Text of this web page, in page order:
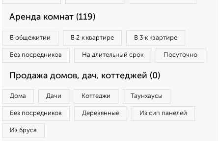
Аренда комнат (119)
В общежитии В 2‑к квартире В 3‑к квартире
Без посредников На длительный срок Посуточно
Продажа домов, дач, коттеджей (0)
Дома Дачи Коттеджи Таунхаусы
Без посредников Деревянные Из сип панелей
Из бруса